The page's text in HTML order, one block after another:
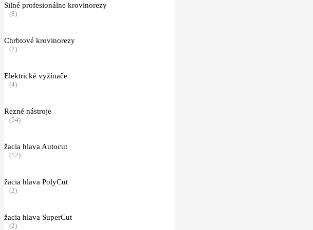
Silné profesionálne krovinorezy
(8)
Chrbtové krovinorezy
(2)
Elektrické vyžínače
(4)
Rezné nástroje
(54)
žacia hlava Autocut
(12)
žacia hlava PolyCut
(2)
žacia hlava SuperCut
(2)